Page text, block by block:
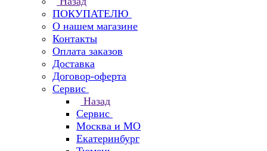
ПОКУПАТЕЛЮ
О нашем магазине
Контакты
Оплата заказов
Доставка
Договор-оферта
Сервис
Назад
Сервис
Москва и МО
Екатеринбург